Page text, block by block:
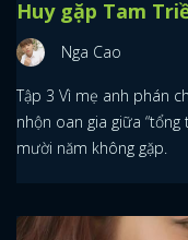
Huy gặp Tam
Nga Cao
Tập 3 Vì mẹ anh phán
nhộn oan gia giữa “tổng
mười năm không gặp.